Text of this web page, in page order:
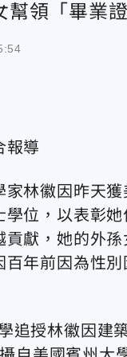
領「畢業證
報導
家林徽因昨天
學位，以表彰
貢獻，她的外
百年前因為性